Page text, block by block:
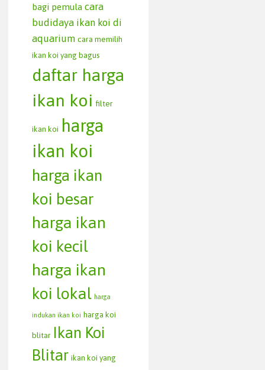
bagi pemula cara
budidaya ikan koi di
aquarium cara memilih
ikan koi yang bagus
daftar harga
ikan koi filter
ikan koi
harga
ikan koi
harga ikan
koi besar
harga ikan
koi kecil
harga ikan
koi lokal harga
indukan ikan koi harga koi
blitar Ikan Koi
Blitar ikan koi yang